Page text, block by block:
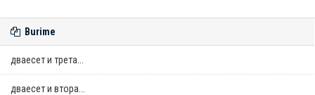
Burime
дваесет и трета...
дваесет и втора...